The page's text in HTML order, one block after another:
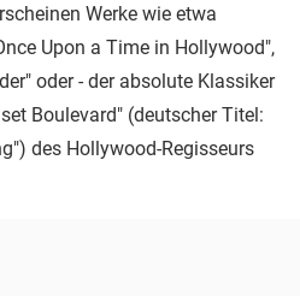
Werke wie etwa
Upon a Time in Hollywood",
oder - der absolute Klassiker
Boulevard" (deutscher Titel:
des Hollywood-Regisseurs